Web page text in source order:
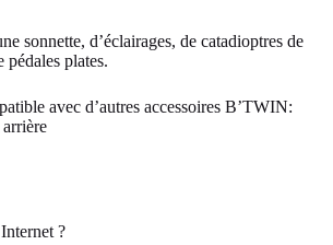
sonnette, d’éclairages, de catadioptres de
pédales plates.
avec d’autres accessoires B’TWIN:
?